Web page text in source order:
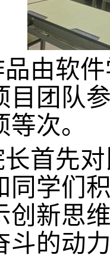
由软
目团队
次。
首先
同学们
创新思
斗的动